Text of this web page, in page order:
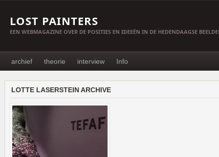
LOST PAINTERS
EEN WEBMAGAZINE OVER DE POSITIES EN IDEEËN IN DE HEDENDAAGSE
archief theorie interview Info
LOTTE LASERSTEIN ARCHIVE